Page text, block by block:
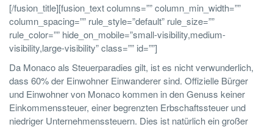
[/fusion_title][fusion_text columns=”” column_min_width=””
column_spacing=”” rule_style=”default” rule_size=””
rule_color=”” hide_on_mobile=”small-visibility,medium-
visibility,large-visibility” class=”” id=””]
Da Monaco als Steuerparadies gilt, ist es nicht verwunderlich,
dass 60% der Einwohner Einwanderer sind. Offizielle Bürger
und Einwohner von Monaco kommen in den Genuss keiner
Einkommenssteuer, einer begrenzten Erbschaftssteuer und
niedriger Unternehmenssteuern. Dies ist natürlich ein großer